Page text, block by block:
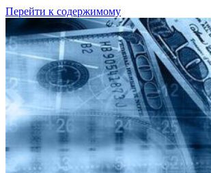
Перейти к содержимому